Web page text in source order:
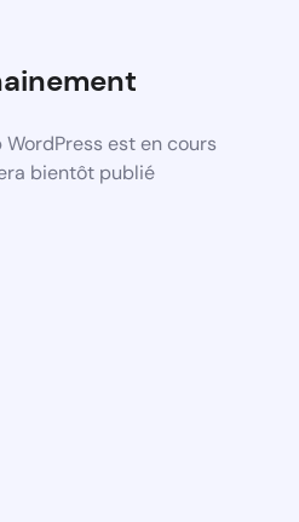
est en cours
bientôt publié